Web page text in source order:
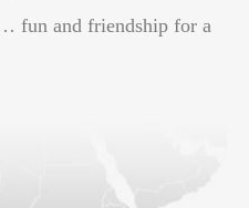
fun and friendship for a